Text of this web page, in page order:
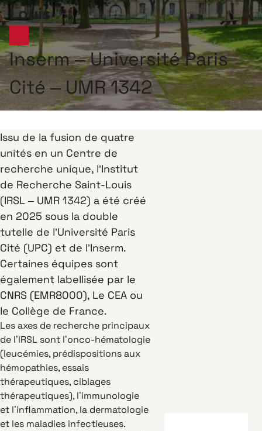
Louis
Inserm – Université Paris
Cité – UMR 1342
Issu de la fusion de quatre
unités en un Centre de
recherche unique, l’Institut
de Recherche Saint-Louis
(IRSL – UMR 1342) a été créé
en 2025 sous la double
tutelle de l’Université Paris
Cité (UPC) et de l’Inserm.
Certaines équipes sont
également labellisée par le
CNRS (EMR8000), Le CEA ou
le Collège de France.
Les axes de recherche principaux
de l’IRSL sont l’onco-hématologie
(leucémies, prédispositions aux
hémopathies, essais
thérapeutiques, ciblages
thérapeutiques), l’immunologie
et l’inflammation, la dermatologie
et les maladies infectieuses.